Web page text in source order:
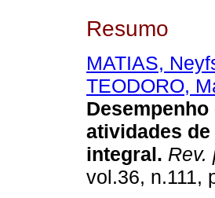
Resumo
MATIAS,
TEODORO,
atividades
integral. Rev.
vol.36, n.111,